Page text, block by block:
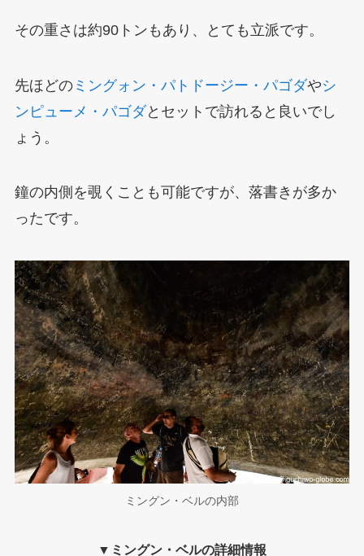
その重さは約90トンもあり、とても立派です。
先ほどのミングォン・パトドージー・パゴダやシ
ンピューメ・パゴダとセットで訪れると良いでし
ょう。
鐘の内側を覗くことも可能ですが、落書きが多か
ったです。
ミングン・ベルの内部
▼ ミングン・ベルの詳細情報